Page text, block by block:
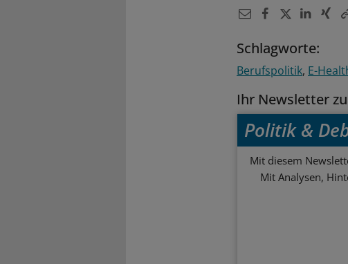
Schlagworte:
Berufspolitik E-
Ihr Newsletter
Politik &
Mit diesem
Mit Analysen,